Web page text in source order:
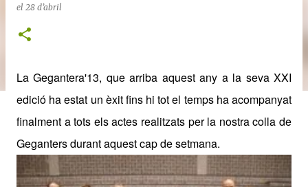
el 28 d’abril
La Gegantera'13, que arriba aquest any a la seva XXI
edició ha estat un èxit fins hi tot el temps ha acompanyat
finalment a tots els actes realitzats per la nostra colla de
Geganters durant aquest cap de setmana.